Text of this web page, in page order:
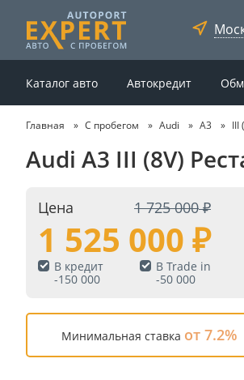
Каталог авто Автокредит
Главная С пробегом Audi A3 III
Audi A3 III (8V)
Цена 1 725 000
1 525 000
В кредит
-150 000
В Trade in
-50 000
Минимальная ставка от 7.2%